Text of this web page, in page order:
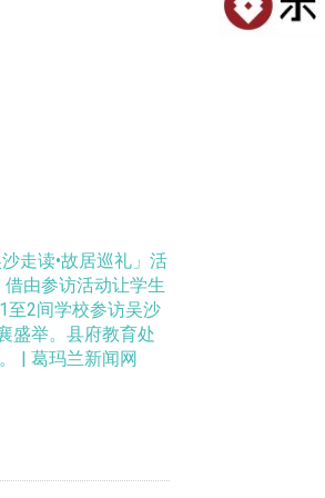
走读•故居巡礼」活
由参访活动让学生
至2间学校参访吴沙
盛举。县府教育处
| 葛玛兰新闻网